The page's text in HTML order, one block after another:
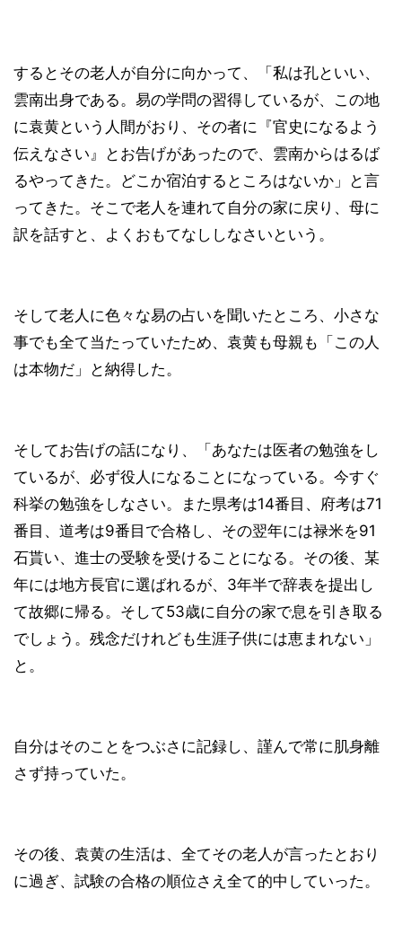
するとその老人が自分に向かって、「私は孔といい、
雲南出身である。易の学問の習得しているが、この地
に袁黄という人間がおり、その者に『官史になるよう
伝えなさい』とお告げがあったので、雲南からはるば
るやってきた。どこか宿泊するところはないか」と言
ってきた。そこで老人を連れて自分の家に戻り、母に
訳を話すと、よくおもてなししなさいという。
そして老人に色々な易の占いを聞いたところ、小さな
事でも全て当たっていたため、袁黄も母親も「この人
は本物だ」と納得した。
そしてお告げの話になり、「あなたは医者の勉強をし
ているが、必ず役人になることになっている。今すぐ
科挙の勉強をしなさい。また県考は14番目、府考は71
番目、道考は9番目で合格し、その翌年には禄米を91
石貰い、進士の受験を受けることになる。その後、某
年には地方長官に選ばれるが、3年半で辞表を提出し
て故郷に帰る。そして53歳に自分の家で息を引き取る
でしょう。残念だけれども生涯子供には恵まれない」
と。
自分はそのことをつぶさに記録し、謹んで常に肌身離
さず持っていた。
その後、袁黄の生活は、全てその老人が言ったとおり
に過ぎ、試験の合格の順位さえ全て的中していった。